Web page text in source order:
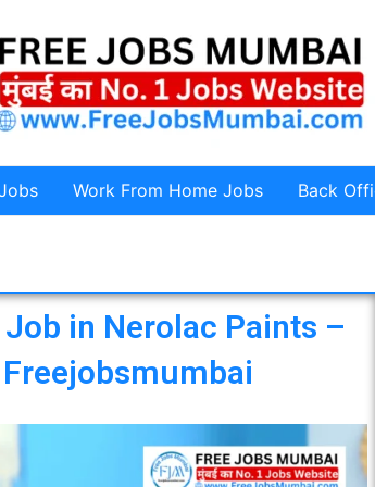
Work From Home Jobs Back
in Nerolac Paints –